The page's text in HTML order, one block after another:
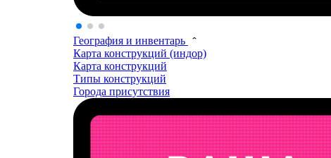
География и инвентарь
Карта конструкций (индор)
Карта конструкций
Типы конструкций
Города присутствия